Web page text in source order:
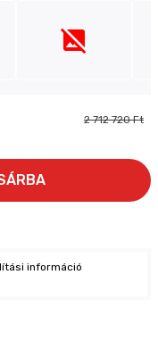
2 712 720 Ft
információ